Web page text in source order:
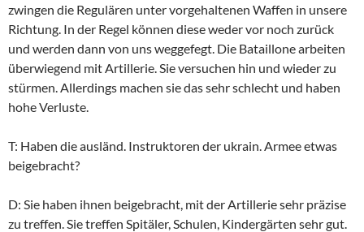
zwingen die Regulären unter vorgehaltenen Waffen in unsere
Richtung. In der Regel können diese weder vor noch zurück
und werden dann von uns weggefegt. Die Bataillone arbeiten
überwiegend mit Artillerie. Sie versuchen hin und wieder zu
stürmen. Allerdings machen sie das sehr schlecht und haben
hohe Verluste.
T: Haben die ausländ. Instruktoren der ukrain. Armee etwas
beigebracht?
D: Sie haben ihnen beigebracht, mit der Artillerie sehr präzise
zu treffen. Sie treffen Spitäler, Schulen, Kindergärten sehr gut.